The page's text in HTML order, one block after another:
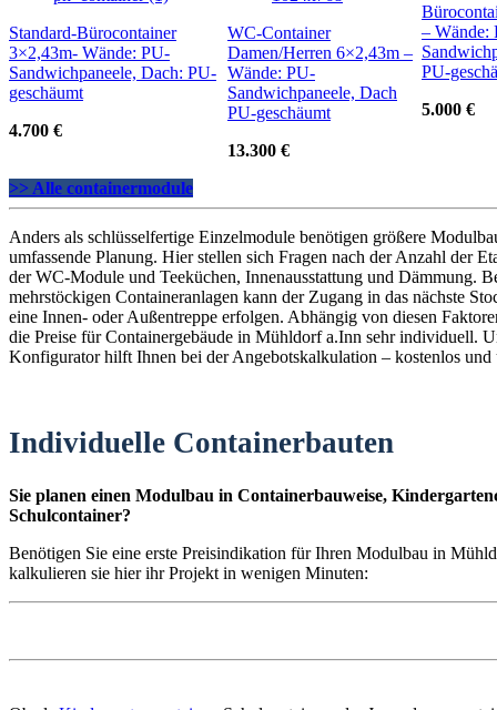
Standard-Bürocontainer
3×2,43m- Wände: PU-
Sandwichpaneele, Dach: PU-
geschäumt
4.700 €
WC-Container
Damen/Herren 6×2,43m –
Wände: PU-
Sandwichpaneele, Dach
PU-geschäumt
13.300 €
– Wände:
PU-
5.000 €
>> Alle containermodule
Anders als schlüsselfertige Einzelmodule benötigen größere
umfassende Planung. Hier stellen sich Fragen nach der Anzahl der
der WC-Module und Teeküchen, Innenausstattung und Dämmung.
mehrstöckigen Containeranlagen kann der Zugang in das nächste
eine Innen- oder Außentreppe erfolgen. Abhängig von diesen
die Preise für Containergebäude in Mühldorf a.Inn sehr individuell.
Konfigurator hilft Ihnen bei der Angebotskalkulation – kostenlos
Individuelle Containerbauten
Sie planen einen Modulbau in Containerbauweise,
Schulcontainer?
Benötigen Sie eine erste Preisindikation für Ihren Modulbau in
kalkulieren sie hier ihr Projekt in wenigen Minuten: